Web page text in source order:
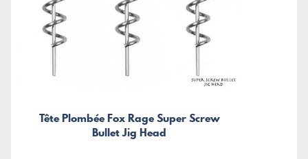
Tête Plombée Fox Rage Super Screw
Bullet Jig Head